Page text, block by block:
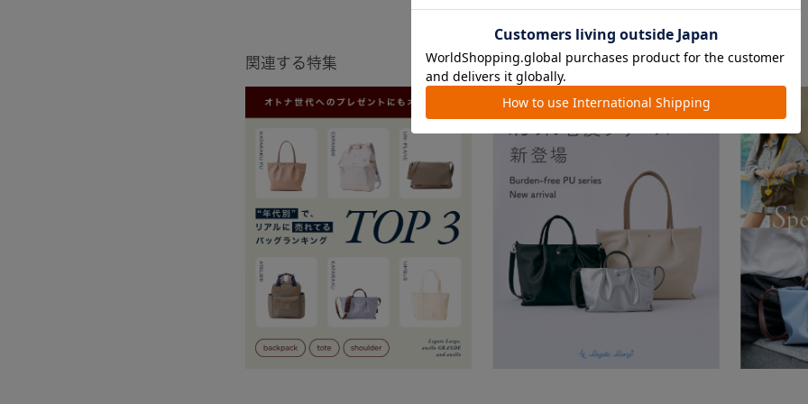
関連する特集